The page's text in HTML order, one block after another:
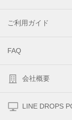
ご利用ガイド
FAQ
会社概要
LINE DROPS